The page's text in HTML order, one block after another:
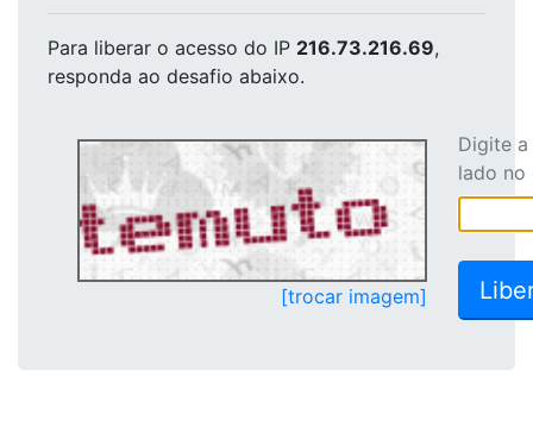
Para liberar o acesso do IP 216.73.216.69,
responda ao desafio abaixo.
[trocar imagem]
Digite
lado no